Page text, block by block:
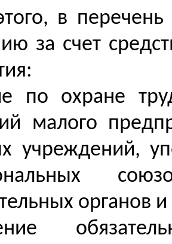
в
за счет
по охране
малого
учреждений,
органов